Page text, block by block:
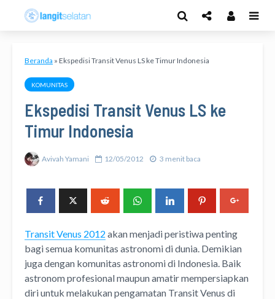
Beranda » Ekspedisi Transit Venus LS ke Timur Indonesia
KOMUNITAS
Ekspedisi Transit Venus LS ke
Timur Indonesia
Avivah Yamani 12/05/2012 3 menit baca
Transit Venus 2012 akan menjadi peristiwa penting
bagi semua komunitas astronomi di dunia. Demikian
juga dengan komunitas astronomi di Indonesia. Baik
astronom profesional maupun amatir mempersiapkan
diri untuk melakukan pengamatan Transit Venus di